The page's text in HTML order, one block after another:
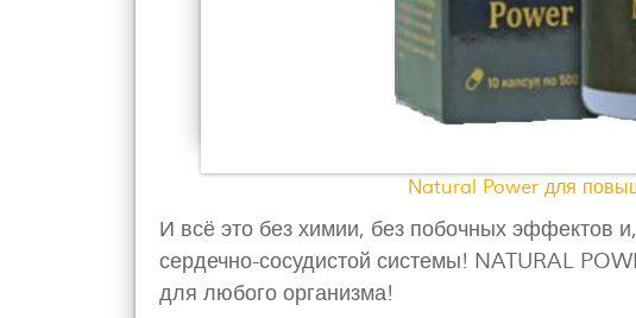
Natural Power для
И всё это без химии, без побочных эффектов
сердечно-сосудистой системы! NATURAL
для любого организма!